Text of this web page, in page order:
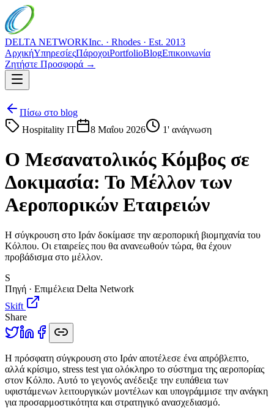
DELTA NETWORKInc. · Rhodes · Est. 2013
ΑρχικήΥπηρεσίεςΠάροχοιPortfolioBlogΕπικοινωνία
Ζητήστε Προσφορά →
Πίσω στο blog
Hospitality IT
8 Μαΐου 2026 1' ανάγνωση
Ο Μεσανατολικός Κόμβος σε
Δοκιμασία: Το Μέλλον των
Αεροπορικών Εταιρειών
Η σύγκρουση στο Ιράν δοκίμασε την αεροπορική βιομηχανία του
Κόλπου. Οι εταιρείες που θα ανανεωθούν τώρα, θα έχουν
προβάδισμα στο μέλλον.
S
Πηγή · Επιμέλεια Delta Network
Skift
Share
Η πρόσφατη σύγκρουση στο Ιράν αποτέλεσε ένα απρόβλεπτο,
αλλά κρίσιμο, stress test για ολόκληρο το σύστημα της αεροπορίας
στον Κόλπο. Αυτό το γεγονός ανέδειξε την ευπάθεια των
υφιστάμενων λειτουργικών μοντέλων και υπογράμμισε την ανάγκη
για προσαρμοστικότητα και στρατηγικό ανασχεδιασμό.